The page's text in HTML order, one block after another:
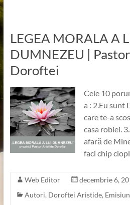
LEGEA MORALA A
DUMNEZEU |
Doroftei
Cele 10
a : 2.Eu sunt
care te-a
casa robiei.
afară de
faci chip
Web Editor
decembrie 6,
Autori, Doroftei Aristide,